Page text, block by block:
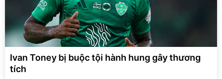
Ivan Toney bị buộc tội hành hung gây thương
tích